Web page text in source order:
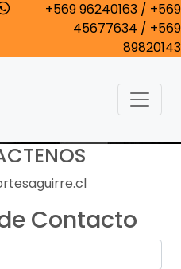
+569 96240163 / +569
45677634 / +569
89820143
Contacto